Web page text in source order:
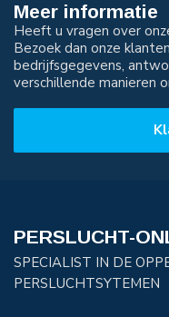
Meer informatie
Heeft u vragen over
Bezoek dan onze
bedrijfsgegevens,
verschillende manieren
PERSLUCHT-
SPECIALIST IN DE
PERSLUCHTSYTEMEN